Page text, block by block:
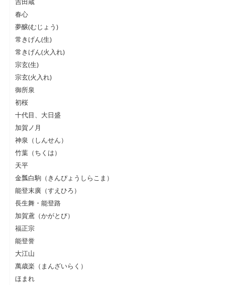
春心
夢醸(むじょう)
常きげん(生)
常きげん(火入れ)
宗玄(生)
宗玄(火入れ)
御所泉
初桜
十代目、大日盛
加賀ノ月
神泉（しんせん）
竹葉（ちくは）
天平
金瓢白駒（きんぴょうしらこま）
能登末廣（すえひろ）
長生舞・能登路
加賀鳶（かがとび）
福正宗
能登誉
大江山
萬歳楽（まんざいらく）
ほまれ